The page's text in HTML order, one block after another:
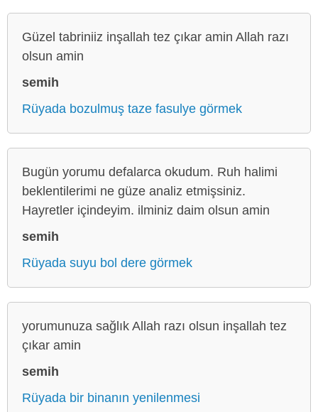
Güzel tabriniiz inşallah tez çıkar amin Allah razı
olsun amin
semih
Rüyada bozulmuş taze fasulye görmek
Bugün yorumu defalarca okudum. Ruh halimi
beklentilerimi ne güze analiz etmişsiniz.
Hayretler içindeyim. ilminiz daim olsun amin
semih
Rüyada suyu bol dere görmek
yorumunuza sağlık Allah razı olsun inşallah tez
çıkar amin
semih
Rüyada bir binanın yenilenmesi